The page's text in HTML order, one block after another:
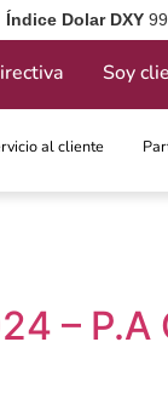
Índice Dolar DXY
Soy
al cliente
– P.A